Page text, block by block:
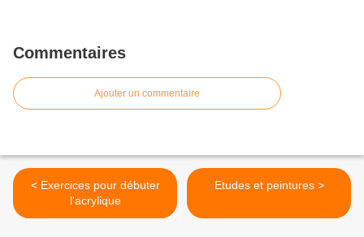
Commentaires
Ajouter un commentaire
< Exercices pour débuter
l'acrylique
Etudes et peintures >